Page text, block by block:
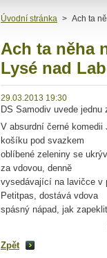
Úvodní stránka > Ach ta
Ach ta něha
Lysé nad
29.03.2013 19:30
DS Samodiv uvede
V absurdní černé komedii
košíku pod svazkem
oblíbené zeleniny se
za vdovou, denně
vysedávající na lavičce v
Petitpas, dostává vdova
spásný nápad, jak
Zpět